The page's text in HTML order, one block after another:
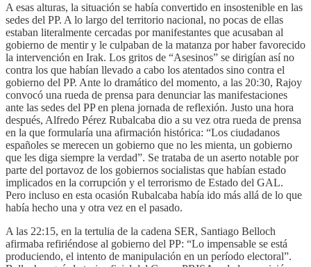
A esas alturas, la situación se había convertido en insostenible en las
sedes del PP. A lo largo del territorio nacional, no pocas de ellas
estaban literalmente cercadas por manifestantes que acusaban al
gobierno de mentir y le culpaban de la matanza por haber favorecido
la intervención en Irak. Los gritos de “Asesinos” se dirigían así no
contra los que habían llevado a cabo los atentados sino contra el
gobierno del PP. Ante lo dramático del momento, a las 20:30, Rajoy
convocó una rueda de prensa para denunciar las manifestaciones
ante las sedes del PP en plena jornada de reflexión. Justo una hora
después, Alfredo Pérez Rubalcaba dio a su vez otra rueda de prensa
en la que formularía una afirmación histórica: “Los ciudadanos
españoles se merecen un gobierno que no les mienta, un gobierno
que les diga siempre la verdad”. Se trataba de un aserto notable por
parte del portavoz de los gobiernos socialistas que habían estado
implicados en la corrupción y el terrorismo de Estado del GAL.
Pero incluso en esta ocasión Rubalcaba había ido más allá de lo que
había hecho una y otra vez en el pasado.
A las 22:15, en la tertulia de la cadena SER, Santiago Belloch
afirmaba refiriéndose al gobierno del PP: “Lo impensable se está
produciendo, el intento de manipulación en un período electoral”.